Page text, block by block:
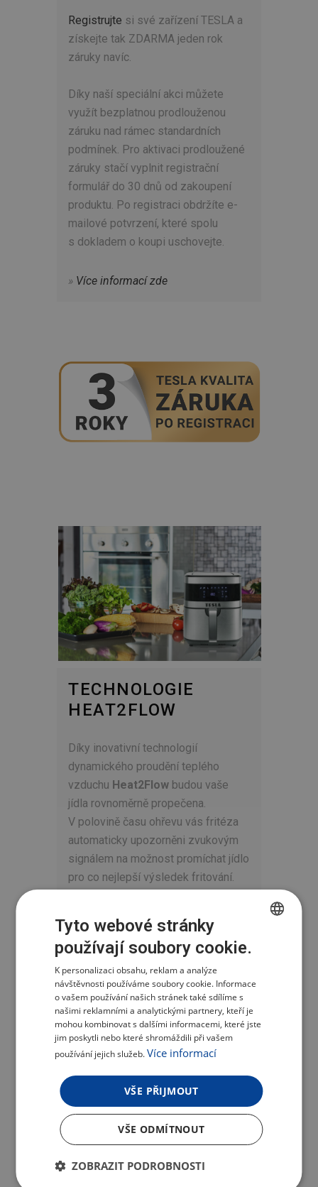
Registrujte si své zařízení TESLA a
získejte tak ZDARMA jeden rok
záruky navíc.
Díky naší speciální akci můžete
využít bezplatnou prodlouženou
záruku nad rámec standardních
podmínek. Pro aktivaci prodloužené
záruky stačí vyplnit registrační
formulář do 30 dnů od zakoupení
produktu. Po registraci obdržíte e-
mailové potvrzení, které spolu
s dokladem o koupi uschovejte.
» Více informací zde
TECHNOLOGIE
HEAT2FLOW
Díky inovativní technologií
dynamického proudění teplého
vzduchu Heat2Flow budou vaše
jídla rovnoměrně propečena.
V polovině času ohřevu vás fritéza
automaticky upozorněni zvukovým
signálem na možnost promíchat jídlo
pro co nejlepší výsledek fritování.
FRITÉZA S VELKÝM
OBJEMEM, KTERÝ
JE MOŽNÉ JEŠTĚ
ZVĚTŠIT
TESLA AirCook Q60 XL je vybavena
velkým vyjímatelným košem. Pokud
objem fritézy i přesto potřebujete
zvětšit, stačí tento koš vyjmout a
ohřívat potraviny přímo ve vnitřní
nádobě, čímž získáte dostatek
prostoru například pro přípravu
celého kuřete.
POHODLNÁ ÚDRŽBA
Čtvercový vnitřní koš a nádoba jsou
CZECH
ENGLISH
GERMAN
Tyto webové stránky
používají soubory cookie.
K personalizaci obsahu, reklam a analýze
návštěvnosti používáme soubory cookie. Informace
o vašem používání našich stránek také sdílíme s
našimi reklamními a analytickými partnery, kteří je
mohou kombinovat s dalšími informacemi, které jste
jim poskytli nebo které shromáždili při vašem
používání jejich služeb. Více informací
VŠE PŘIJMOUT
VŠE ODMÍTNOUT
ZOBRAZIT PODROBNOSTI